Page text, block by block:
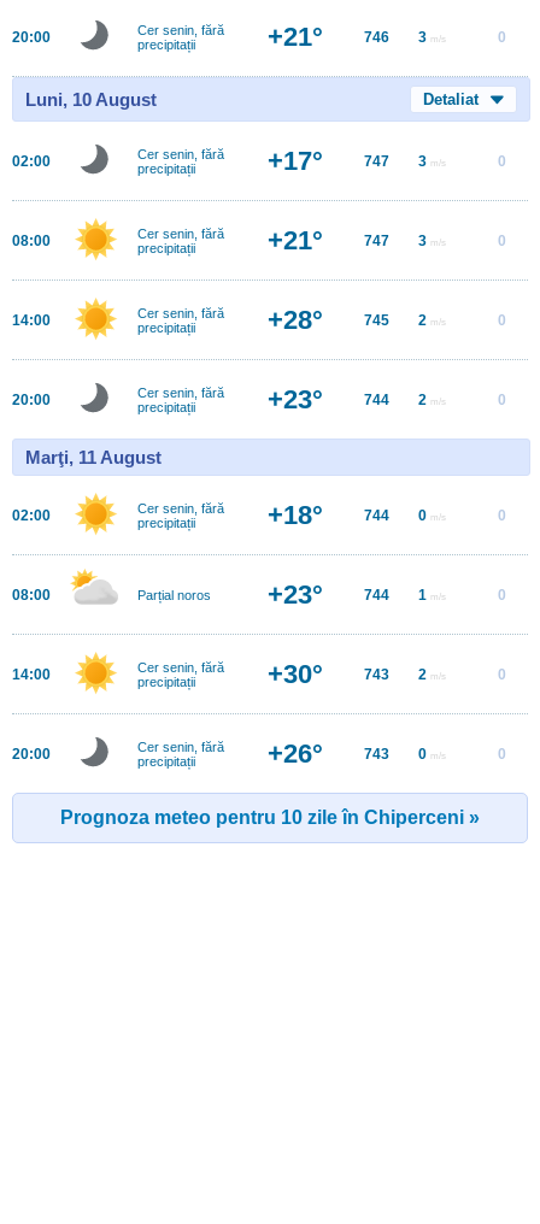
20:00
Cer senin, fără
precipitații
+21° 746 3 m/s 0
Luni, 10 August Detaliat
02:00
Cer senin, fără
precipitații
+17° 747 3 m/s 0
08:00
Cer senin, fără
precipitații
+21° 747 3 m/s 0
14:00
Cer senin, fără
precipitații
+28° 745 2 m/s 0
20:00
Cer senin, fără
precipitații
+23° 744 2 m/s 0
Marţi, 11 August
02:00
Cer senin, fără
precipitații
+18° 744 0 m/s 0
08:00 Parțial noros +23° 744 1 m/s 0
14:00
Cer senin, fără
precipitații
+30° 743 2 m/s 0
20:00
Cer senin, fără
precipitații
+26° 743 0 m/s 0
Prognoza meteo pentru 10 zile în Chiperceni »